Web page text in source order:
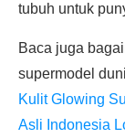
tubuh untuk
Baca juga
supermodel
Kulit Glowing
Asli Indonesia